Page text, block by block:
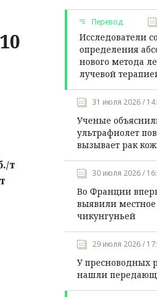
т
Перевод
Исследователи
определения
нового метода
лучевой
31 июля 2026 /
Ученые
ультрафиолет
вызывает рак
30 июля 2026 /
Во Франции
выявили
чикунгуньей
29 июля 2026 /
У пресноводных
нашли